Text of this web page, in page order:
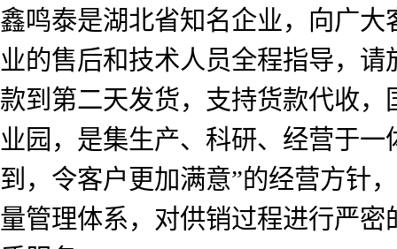
鑫鸣泰是湖北省知名企业，向广
业的售后和技术人员全程指导，
款到第二天发货，支持货款代收
业园，是集生产、科研、经营于
到，令客户更加满意”的经营方针
量管理体系，对供销过程进行严